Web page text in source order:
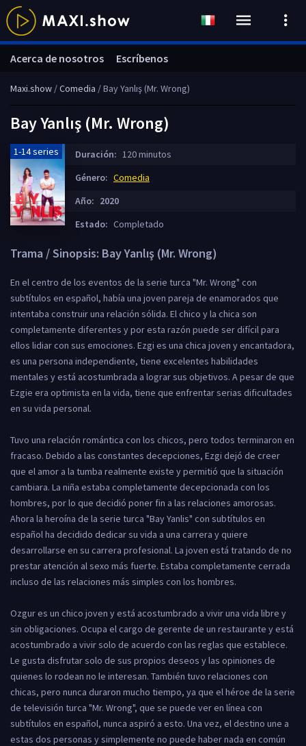
Maxi.show /Comedia / Bay Yanlış (Mr. Wrong)
Bay Yanlış (Mr. Wrong)
1-14 series Duración: 120 minutos
Género: Comedia
Año: 2020
Estado: Completado
Trama / Sinopsis: Bay Yanlış (Mr. Wrong)
En el centro de los eventos de la serie turca "Mr. Wrong" con
subtítulos en español, había una joven pareja de enamorados que
intentaba construir una relación sólida. El chico y la chica son
completamente diferentes y por esta razón puede ser difícil para
ellos lidiar con sus emociones. Ezgi es una chica joven y encantadora,
es una persona independiente, tiene excelentes habilidades
mentales y está acostumbrada a lograr sus objetivos. A pesar de que
Ezgie era optimista en la vida, tiene que enfrentar serias dificultades
en su vida personal.
Tuvo una relación romántica con los chicos, pero todos terminaron en
fracaso. Debido a las constantes decepciones, Ezgi dejó de creer
que el amor a la tumba realmente existe y permitió que la situación
cambiara. La niña estaba completamente decepcionada con los
hombres, por lo que decidió poner fin a las relaciones amorosas.
Ahora la heroína de la serie turca "Bay Yanlis" con subtítulos en
español ha decidido dedicar su vida a una carrera y quiere
desarrollarse en su carrera profesional. La joven está tratando de no
prestar atención al sexo más fuerte. Estaba completamente cerrada
incluso de las relaciones más simples con los hombres.
Ozgur es un chico joven y está acostumbrado a vivir una vida libre y
sin obligaciones. Ocupa el cargo de gerente de un restaurante y está
acostumbrado a vivir solo de acuerdo con las reglas que establece.
Le gusta disfrutar solo de sus propios deseos y las opiniones de
quienes lo rodean no le interesan. También tuvo relaciones con
chicas, pero nunca duraron mucho tiempo, ya que el héroe de la serie
de televisión turca "Mr. Wrong", que se puede ver en línea con
subtítulos en español, nunca aspiró a esto. Una vez, el destino une a
estas dos personas y simplemente no puede haber nada en común
Acerca de nosotros Escríbenos